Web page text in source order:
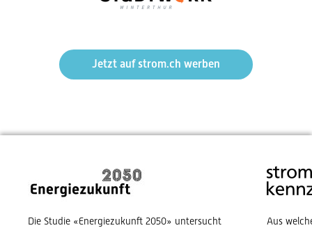
Jetzt auf strom.ch werben
Die Studie «Energiezukunft 2050» untersucht
Aus